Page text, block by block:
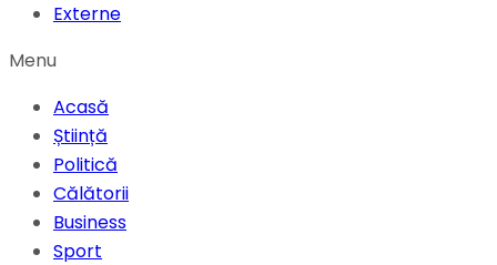
Externe
Menu
Acasă
Știință
Politică
Călătorii
Business
Sport